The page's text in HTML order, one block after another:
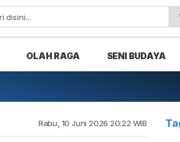
OLAH RAGA SENI BUDAYA
Rabu, 10 Juni 2026 20:22 WIB